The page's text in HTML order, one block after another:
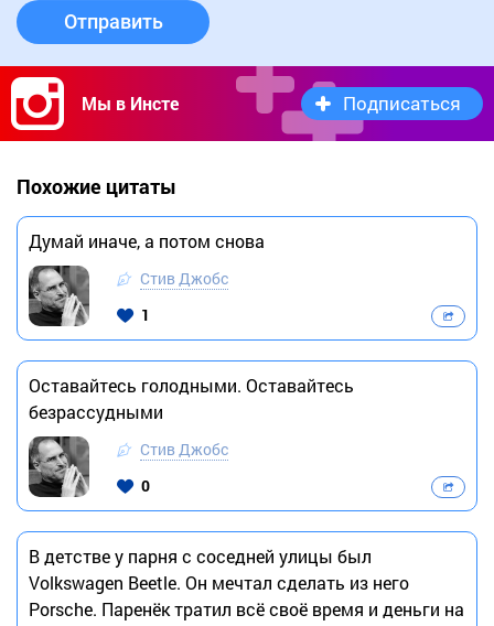
Отправить
Мы в Инсте Подписаться
Похожие цитаты
Думай иначе, а потом снова
Стив Джобс
1
Оставайтесь голодными. Оставайтесь
безрассудными
Стив Джобс
0
В детстве у парня с соседней улицы был
Volkswagen Beetle. Он мечтал сделать из него
Porsche. Паренёк тратил всё своё время и деньги на